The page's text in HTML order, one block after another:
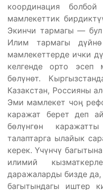
координация
мамлекеттик
Экинчи тармагы —
Илим тармагы
мамлекеттерде ички
келгенде орто эсеп
бөлүнөт.
Казакстан, Россияны
Эми мамлекет чоӊ
каражат берет деп
бөлүнгөн
талаптарга ылайык
керек. Үчүнчү
илимий
даражаларды бизде
багытындагы иштер